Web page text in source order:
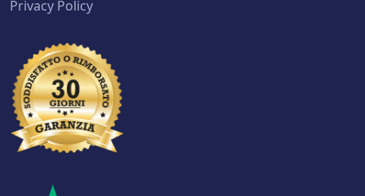
Privacy Policy